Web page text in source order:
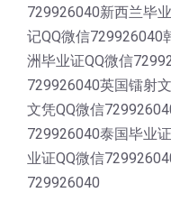
729926040新西兰毕
记QQ微信729926040
洲毕业证QQ微信
729926040英国镭射
文凭QQ微信
729926040泰国毕业
业证QQ微信
729926040